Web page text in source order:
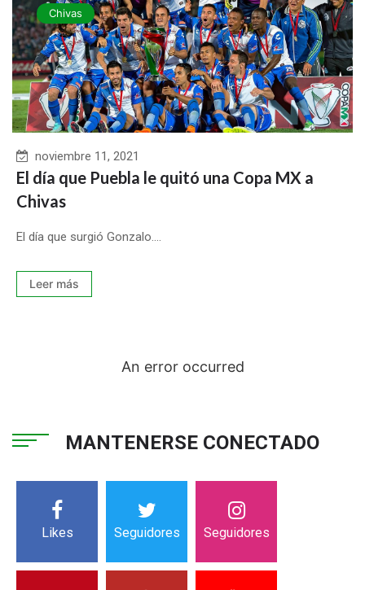
Chivas
noviembre 11, 2021
El día que Puebla le quitó una Copa MX a
Chivas
El día que surgió Gonzalo....
Leer más
An error occurred
MANTENERSE CONECTADO
Likes Seguidores Seguidores